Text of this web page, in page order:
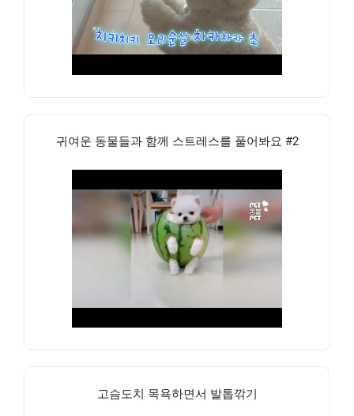
귀여운 동물들과 함께 스트레스를 풀어봐요 #2
고슴도치 목욕하면서 발톱깎기